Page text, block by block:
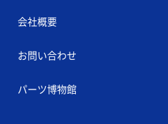
会社概要
お問い合わせ
パーツ博物館